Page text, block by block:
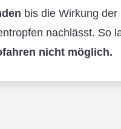
bis die Wirkung der
nachlässt. So
nicht möglich.